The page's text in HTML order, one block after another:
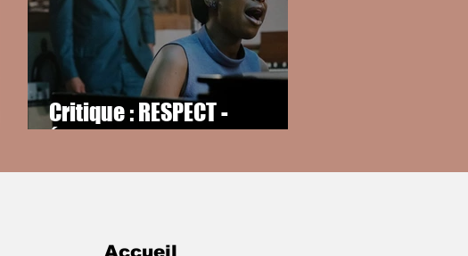
Critique : RESPECT -
Accueil